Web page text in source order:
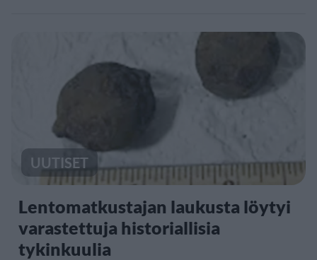
UUTISET
Lentomatkustajan laukusta löytyi
varastettuja historiallisia
tykinkuulia